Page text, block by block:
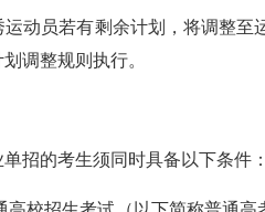
动员若有剩余计划，将调整
调整规则执行。
招的考生须同时具备以下条件：